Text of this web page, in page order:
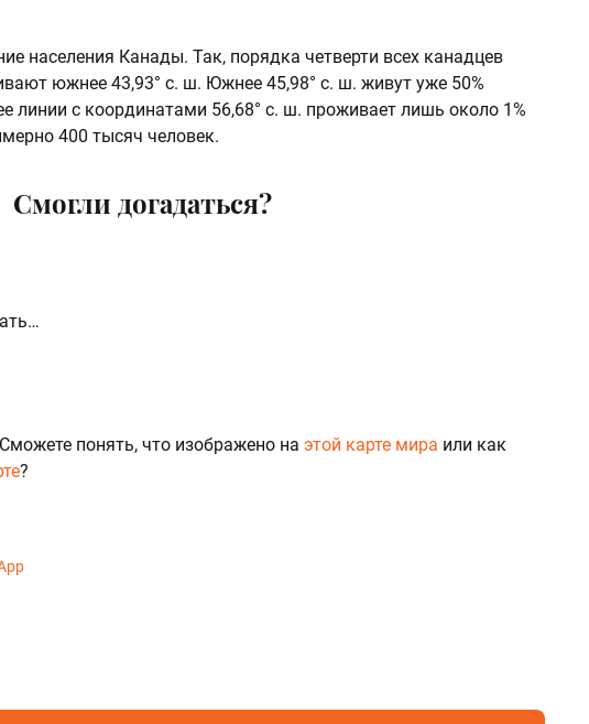
населения Канады. Так, порядка четверти всех канадцев
южнее 43,93° с. ш. Южнее 45,98° с. ш. живут уже 50%
линии с координатами 56,68° c. ш. проживает лишь около 1%
400 тысяч человек.
Смогли догадаться?
понять, что изображено на этой карте мира или как
?